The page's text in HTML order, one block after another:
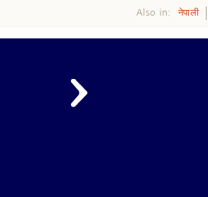
Also in: नेपाली